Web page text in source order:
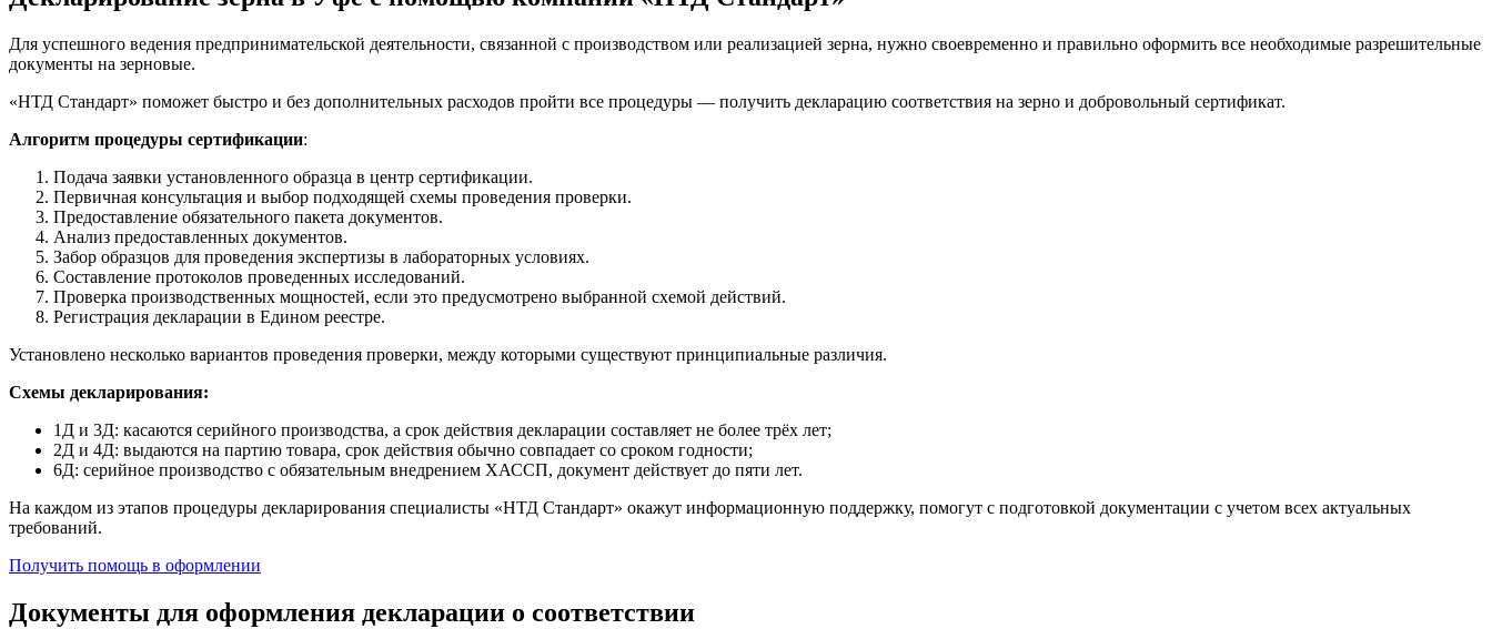
Для успешного ведения предпринимательской деятельности, связанной с производством или реализацией зерна, нужно своевременно и правильно оформить все необходимые разрешительные
документы на зерновые.
«НТД Стандарт» поможет быстро и без дополнительных расходов пройти все процедуры — получить декларацию соответствия на зерно и добровольный сертификат.
Алгоритм процедуры сертификации:
Подача заявки установленного образца в центр сертификации.
Первичная консультация и выбор подходящей схемы проведения проверки.
Предоставление обязательного пакета документов.
Анализ предоставленных документов.
Забор образцов для проведения экспертизы в лабораторных условиях.
Составление протоколов проведенных исследований.
Проверка производственных мощностей, если это предусмотрено выбранной схемой действий.
Регистрация декларации в Едином реестре.
Установлено несколько вариантов проведения проверки, между которыми существуют принципиальные различия.
Схемы декларирования:
1Д и 3Д: касаются серийного производства, а срок действия декларации составляет не более трёх лет;
2Д и 4Д: выдаются на партию товара, срок действия обычно совпадает со сроком годности;
6Д: серийное производство с обязательным внедрением ХАССП, документ действует до пяти лет.
На каждом из этапов процедуры декларирования специалисты «НТД Стандарт» окажут информационную поддержку, помогут с подготовкой документации с учетом всех актуальных
требований.
Получить помощь в оформлении
Документы для оформления декларации о соответствии